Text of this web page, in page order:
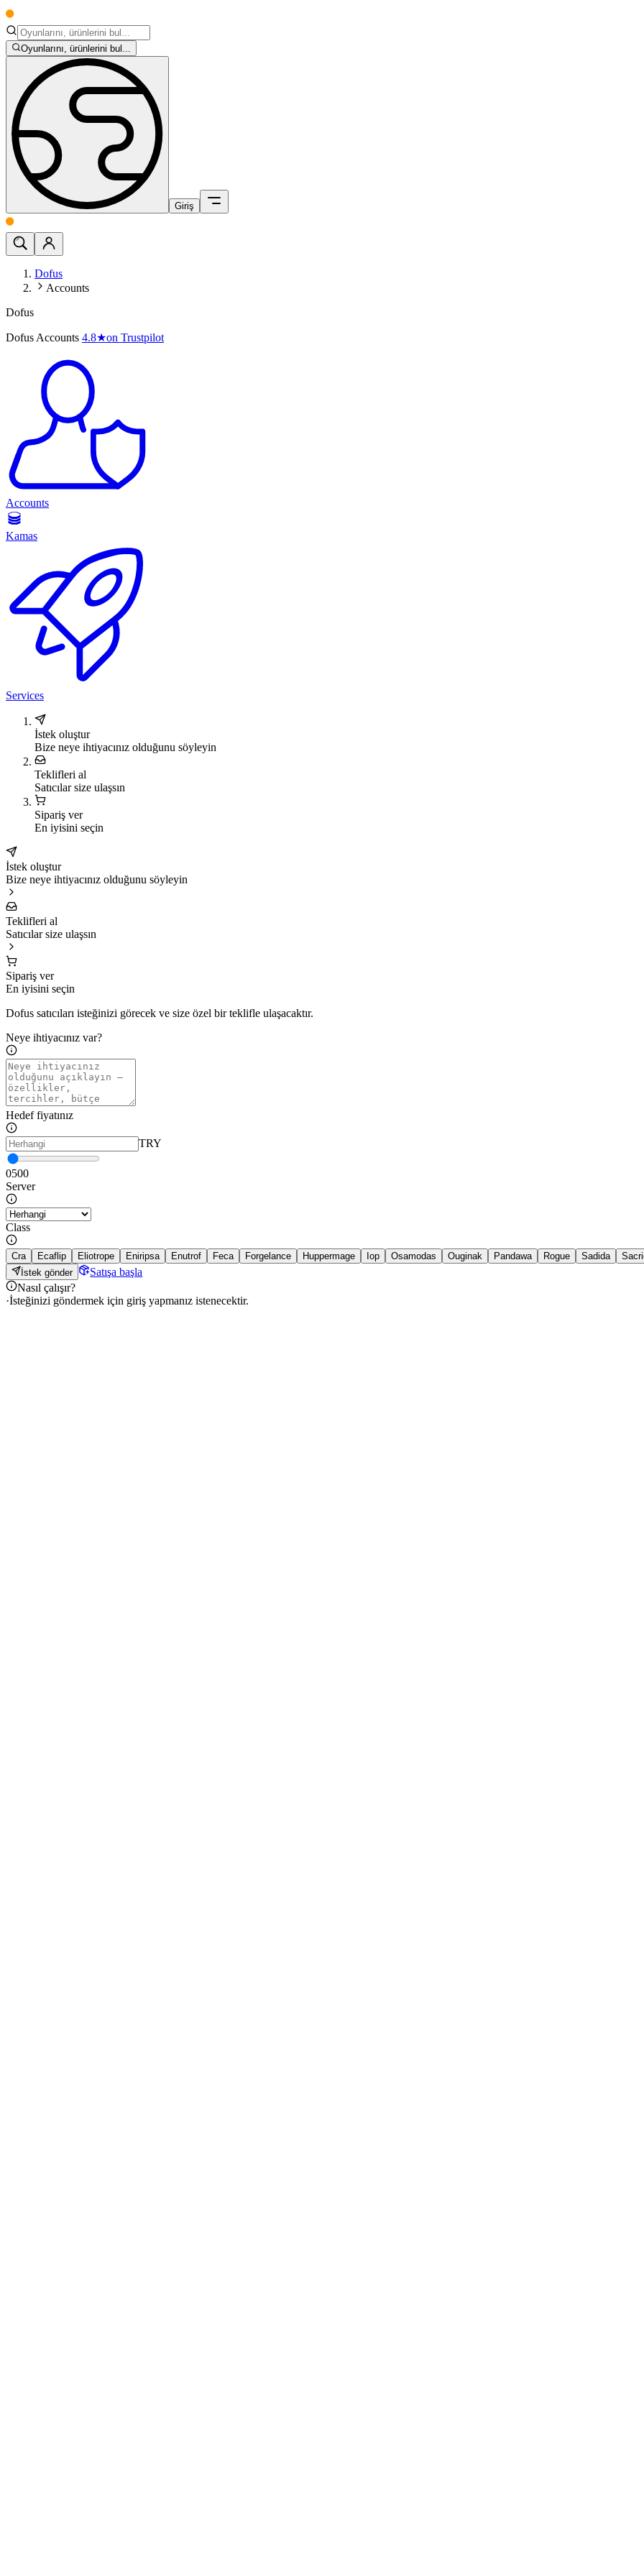
Oyunlarını, ürünlerini bul...
Giriş
Dofus
Accounts
Dofus
Dofus Accounts 4.8★on Trustpilot
Accounts
Kamas
Services
İstek oluştur
Bize neye ihtiyacınız olduğunu söyleyin
Teklifleri al
Satıcılar size ulaşsın
Sipariş ver
En iyisini seçin
İstek oluştur
Bize neye ihtiyacınız olduğunu söyleyin
Teklifleri al
Satıcılar size ulaşsın
Sipariş ver
En iyisini seçin
Dofus satıcıları isteğinizi görecek ve size özel bir teklifle ulaşacaktır.
Neye ihtiyacınız var?
Hedef fiyatınız
TRY
0500
Server
Class
Cra Ecaflip Eliotrope Eniripsa Enutrof Feca Forgelance Huppermage Iop Osamodas Ouginak Pandawa Rogue Sadida
İstek gönder
Satışa başla
Nasıl çalışır?
·İsteğinizi göndermek için giriş yapmanız istenecektir.